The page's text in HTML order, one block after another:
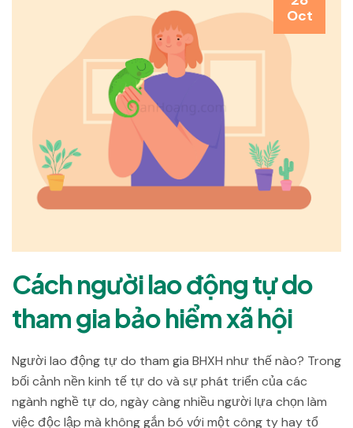
Oct
Cách người lao động tự do
tham gia bảo hiểm xã hội
Người lao động tự do tham gia BHXH như thế nào? Trong
bối cảnh nền kinh tế tự do và sự phát triển của các
ngành nghề tự do, ngày càng nhiều người lựa chọn làm
việc độc lập mà không gắn bó với một công ty hay tổ